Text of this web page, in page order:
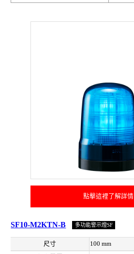
點擊這裡了解詳情
SF10-M2KTN-B 多功能警示燈SF
尺寸
100 mm